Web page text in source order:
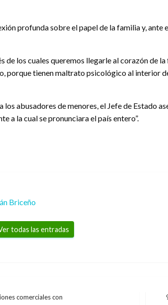
profunda sobre el papel de la familia y,
de los cuales queremos llegarle al corazón de
porque tienen maltrato psicológico al interior
abusadores de menores, el Jefe de Estado
a la cual se pronunciara el país entero”.
Briceño
todas las entradas
comerciales con